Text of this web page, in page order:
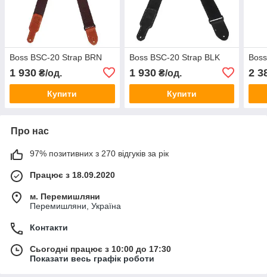
Boss BSC-20 Strap BRN
1 930 ₴/од.
Купити
Boss BSC-20 Strap BLK
1 930₴/од.
Купити
2
Про нас
97% позитивних з 270 відгуків за рік
Працює з 18.09.2020
м. Перемишляни
Перемишляни, Україна
Контакти
Сьогодні працює з 10:00 до 17:30
Показати весь графік роботи